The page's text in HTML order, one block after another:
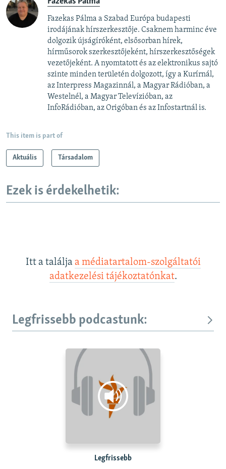
Fazekas Pálma a Szabad Európa budapesti
irodájának hírszerkesztője. Csaknem harminc éve
dolgozik újságíróként, elsősorban hírek,
hírműsorok szerkesztőjeként, hírszerkesztőségek
vezetőjeként. A nyomtatott és az elektronikus sajtó
szinte minden területén dolgozott, így a Kurírnál,
az Interpress Magazinnál, a Magyar Rádióban, a
Westelnél, a Magyar Televízióban, az
InfoRádióban, az Origóban és az Infostartnál is.
This item is part of
Aktuális Társadalom
Ezek is érdekelhetik:
Itt a találja a médiatartalom-szolgáltatói
adatkezelési tájékoztatónkat.
Legfrissebb podcastunk:
Legfrissebb